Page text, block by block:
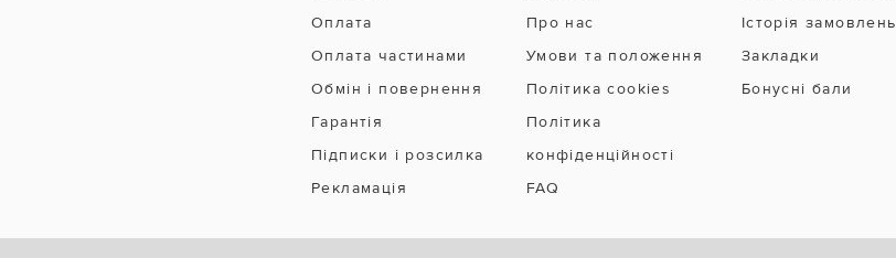
Оплата
Оплата частинами
Обмін і повернення
Гарантія
Підписки і розсилка
Рекламація
Про нас
Умови та положення
Політика cookies
Політика
конфіденційності
FAQ
Історія замовлень
Закладки
Бонусні бали